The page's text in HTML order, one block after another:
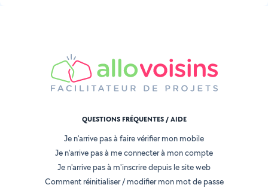
QUESTIONS FRÉQUENTES / AIDE
Je n'arrive pas à faire vérifier mon mobile
Je n'arrive pas à me connecter à mon compte
Je n'arrive pas à m'inscrire depuis le site web
Comment réinitialiser / modifier mon mot de passe